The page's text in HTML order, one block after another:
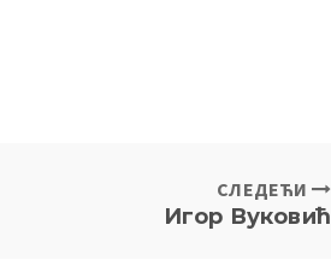
СЛЕДЕЋИ
Игор Вуковић